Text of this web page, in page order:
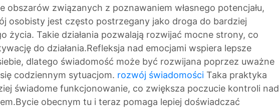
obszarów związanych z poznawaniem własnego potencjału,
osobisty jest często postrzegany jako droga do bardziej
życia. Takie działania pozwalają rozwijać mocne strony, co
do działania.Refleksja nad emocjami wspiera lepsze
dlatego świadomość może być rozwijana poprzez uważne
codziennym sytuacjom. rozwój świadomości Taka praktyka
świadome funkcjonowanie, co zwiększa poczucie kontroli nad
obecnym tu i teraz pomaga lepiej doświadczać